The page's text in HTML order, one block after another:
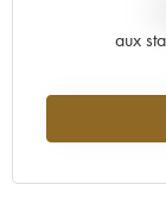
aux
Tendance à la